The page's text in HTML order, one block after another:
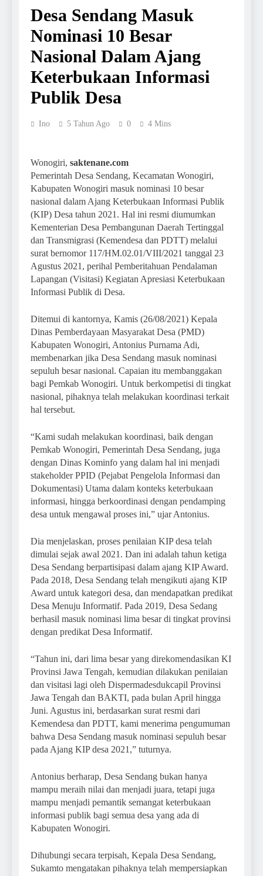
Desa Sendang Masuk
Nominasi 10 Besar
Nasional Dalam Ajang
Keterbukaan Informasi
Publik Desa
Ino 5 Tahun Ago 0 4 Mins
Wonogiri, saktenane.com
Pemerintah Desa Sendang, Kecamatan Wonogiri,
Kabupaten Wonogiri masuk nominasi 10 besar
nasional dalam Ajang Keterbukaan Informasi Publik
(KIP) Desa tahun 2021. Hal ini resmi diumumkan
Kementerian Desa Pembangunan Daerah Tertinggal
dan Transmigrasi (Kemendesa dan PDTT) melalui
surat bernomor 117/HM.02.01/VIII/2021 tanggal 23
Agustus 2021, perihal Pemberitahuan Pendalaman
Lapangan (Visitasi) Kegiatan Apresiasi Keterbukaan
Informasi Publik di Desa.
Ditemui di kantornya, Kamis (26/08/2021) Kepala
Dinas Pemberdayaan Masyarakat Desa (PMD)
Kabupaten Wonogiri, Antonius Purnama Adi,
membenarkan jika Desa Sendang masuk nominasi
sepuluh besar nasional. Capaian itu membanggakan
bagi Pemkab Wonogiri. Untuk berkompetisi di tingkat
nasional, pihaknya telah melakukan koordinasi terkait
hal tersebut.
“Kami sudah melakukan koordinasi, baik dengan
Pemkab Wonogiri, Pemerintah Desa Sendang, juga
dengan Dinas Kominfo yang dalam hal ini menjadi
stakeholder PPID (Pejabat Pengelola Informasi dan
Dokumentasi) Utama dalam konteks keterbukaan
informasi, hingga berkoordinasi dengan pendamping
desa untuk mengawal proses ini,” ujar Antonius.
Dia menjelaskan, proses penilaian KIP desa telah
dimulai sejak awal 2021. Dan ini adalah tahun ketiga
Desa Sendang berpartisipasi dalam ajang KIP Award.
Pada 2018, Desa Sendang telah mengikuti ajang KIP
Award untuk kategori desa, dan mendapatkan predikat
Desa Menuju Informatif. Pada 2019, Desa Sedang
berhasil masuk nominasi lima besar di tingkat provinsi
dengan predikat Desa Informatif.
“Tahun ini, dari lima besar yang direkomendasikan KI
Provinsi Jawa Tengah, kemudian dilakukan penilaian
dan visitasi lagi oleh Dispermadesdukcapil Provinsi
Jawa Tengah dan BAKTI, pada bulan April hingga
Juni. Agustus ini, berdasarkan surat resmi dari
Kemendesa dan PDTT, kami menerima pengumuman
bahwa Desa Sendang masuk nominasi sepuluh besar
pada Ajang KIP desa 2021,” tuturnya.
Antonius berharap, Desa Sendang bukan hanya
mampu meraih nilai dan menjadi juara, tetapi juga
mampu menjadi pemantik semangat keterbukaan
informasi publik bagi semua desa yang ada di
Kabupaten Wonogiri.
Dihubungi secara terpisah, Kepala Desa Sendang,
Sukamto mengatakan pihaknya telah mempersiapkan